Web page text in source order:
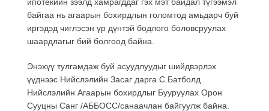
байгаа нь агаарын бохирдлын голомтод амьдарч буй
иргэдэд чиглэсэн үр дүнтэй бодлого боловсруулах
шаардлагыг бий болгоод байна.
Энэхүү тулгамдаж буй асуудлуудыг шийдвэрлэх
үүднээс Нийслэлийн Засаг дарга С.Батболд
Нийслэлийн Агаарын бохирдлыг Бууруулах Орон
Сууцны Санг /АББОСС/санаачлан байгуулж байна.